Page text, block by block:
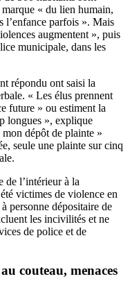
« du lien humain,
l’enfance parfois ». Mais
augmentent », puis
municipale, dans les
répondu ont saisi la
« Les élus prennent
future » ou estiment la
longues », explique
dépôt de plainte »
seule une plainte sur cinq
de l’intérieur à la
victimes de violence en
personne dépositaire de
les incivilités et ne
de police et de
couteau, menaces